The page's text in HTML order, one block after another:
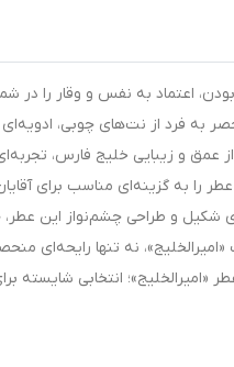
اعتماد به نفس و وقار را در شما
به فرد از نت‌های چوبی، ادویه‌ای
عمق و زیبایی خلیج فارس،
را به گزینه‌ای مناسب برای
و طراحی چشم‌نواز این عطر،
نه تنها رایحه‌ای
انتخابی شایسته